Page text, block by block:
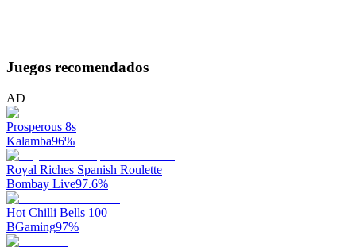
Juegos recomendados
AD
Prosperous 8s
Kalamba96%
Royal Riches Spanish Roulette
Bombay Live97.6%
Hot Chilli Bells 100
BGaming97%